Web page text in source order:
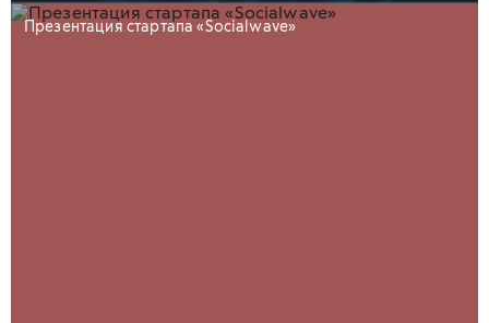
Презентация стартапа «Socialwave»